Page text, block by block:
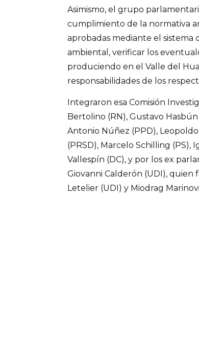
Asimismo, el grupo
cumplimiento de la normativa
aprobadas mediante el sistema
ambiental, verificar los
produciendo en el Valle del
responsabilidades de los
Integraron esa Comisión
Bertolino (RN), Gustavo
Antonio Núñez (PPD),
(PRSD), Marcelo Schilling (PS),
Vallespín (DC), y por los ex
Giovanni Calderón (UDI), quien
Letelier (UDI) y Miodrag